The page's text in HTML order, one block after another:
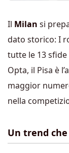
Il Milan si
dato storico: I
tutte le 13 sfide
Opta, il Pisa è
maggior
nella
Un trend